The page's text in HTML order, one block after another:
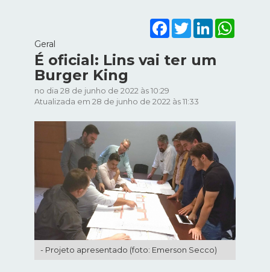
FacebookTwitterLinkedIn
Geral
É oficial: Lins vai ter um
Burger King
no dia 28 de junho de 2022 às 10:29
Atualizada em 28 de junho de 2022 às 11:33
- Projeto apresentado (foto: Emerson Secco)